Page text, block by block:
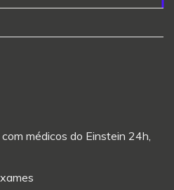
médicos do Einstein 24h,